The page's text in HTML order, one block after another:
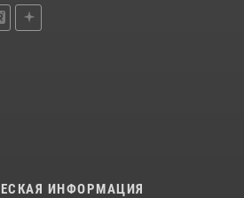
ИНФОРМАЦИЯ